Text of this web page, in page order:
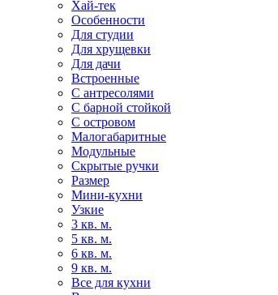
Хай-тек
Особенности
Для студии
Для хрущевки
Для дачи
Встроенные
С антресолями
С барной стойкой
С островом
Малогабаритные
Модульные
Скрытые ручки
Размер
Мини-кухни
Узкие
3 кв. м.
5 кв. м.
6 кв. м.
9 кв. м.
Все для кухни